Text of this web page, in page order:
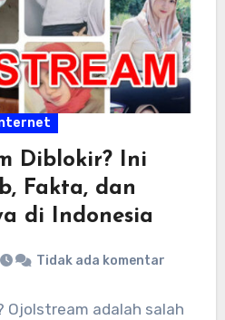
Diblokir? Ini
Fakta, dan
di Indonesia
Tidak ada komentar
Ojolstream adalah salah